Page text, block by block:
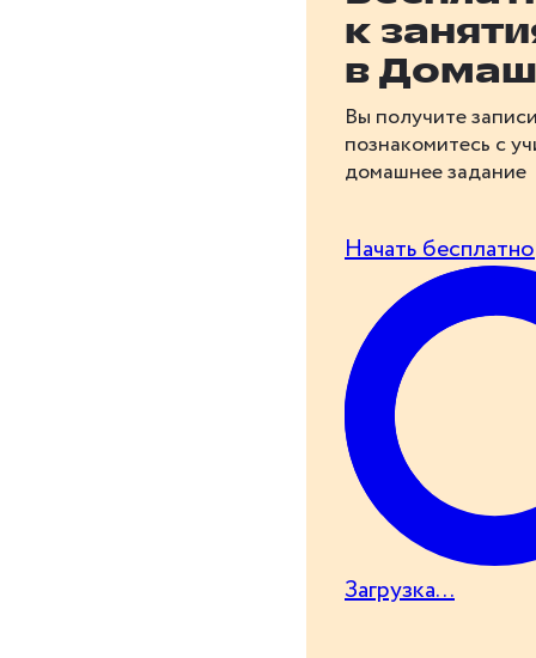
к
в
Вы получите
познакомитесь с
домашнее задание
Начать бесплатно
Загрузка...